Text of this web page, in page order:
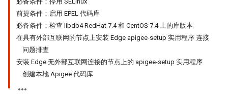
前提条件：启用 EPEL 代码库
必备条件：检查 libdb4 RedHat 7.4 和 CentOS 7.4 上的库版本
在具有外部互联网的节点上安装 Edge apigee-setup 实用程序 连接
问题排查
安装 Edge 无外部互联网连接的节点上的 apigee-setup 实用程序
创建本地 Apigee 代码库